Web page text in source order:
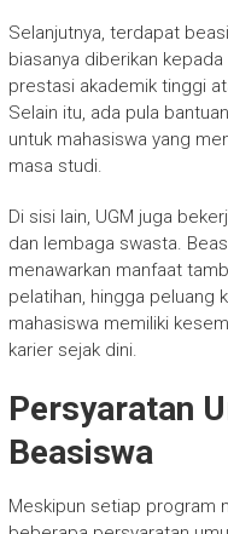
Selanjutnya, terdapat
biasanya diberikan
prestasi akademik tinggi
Selain itu, ada pula
untuk mahasiswa yang
masa studi.
Di sisi lain, UGM juga
dan lembaga swasta.
menawarkan manfaat
pelatihan, hingga peluang
mahasiswa memiliki
karier sejak dini.
Persyaratan
Beasiswa
Meskipun setiap program